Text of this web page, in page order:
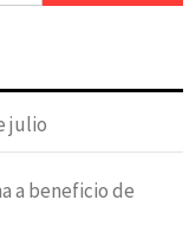
julio
a beneficio de